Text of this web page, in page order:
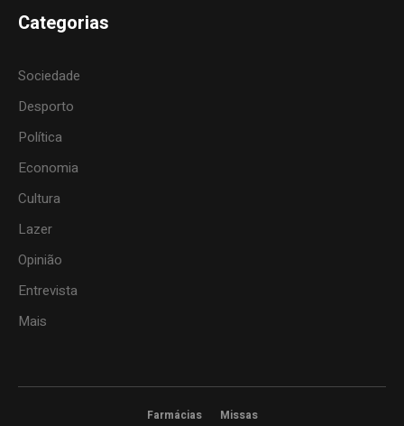
Categorias
Sociedade
Desporto
Política
Economia
Cultura
Lazer
Opinião
Entrevista
Mais
Farmácias Missas